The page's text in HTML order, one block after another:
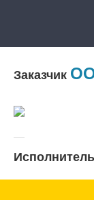
Заказчик
Исполнитель